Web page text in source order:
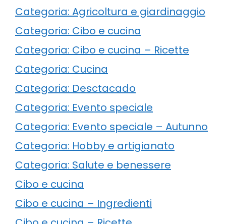
Categoria: Agricoltura e giardinaggio
Categoria: Cibo e cucina
Categoria: Cibo e cucina – Ricette
Categoria: Cucina
Categoria: Desctacado
Categoria: Evento speciale
Categoria: Evento speciale – Autunno
Categoria: Hobby e artigianato
Categoria: Salute e benessere
Cibo e cucina
Cibo e cucina – Ingredienti